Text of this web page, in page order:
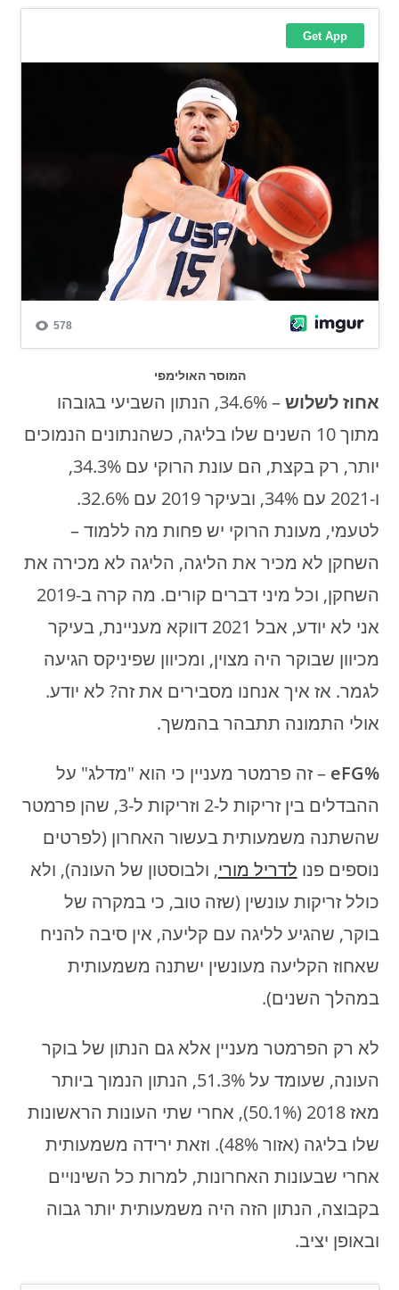
המוסר האולימפי
אחוז לשלוש
– 34.6%, הנתון השביעי בגובהו
מתוך 10 השנים שלו בליגה, כשהנתונים הנמוכים
יותר, רק בקצת, הם עונת הרוקי עם 34.3%,
ו-2021 עם 34%, ובעיקר 2019 עם 32.6%.
לטעמי, מעונת הרוקי יש פחות מה ללמוד –
השחקן לא מכיר את הליגה, הליגה לא מכירה את
השחקן, וכל מיני דברים קורים. מה קרה ב-2019
אני לא יודע, אבל 2021 דווקא מעניינת, בעיקר
מכיוון שבוקר היה מצוין, ומכיוון שפיניקס הגיעה
לגמר. אז איך אנחנו מסבירים את זה? לא יודע.
אולי התמונה תתבהר בהמשך.
%eFG
– זה פרמטר מעניין כי הוא "מדלג" על
ההבדלים בין זריקות ל-2 וזריקות ל-3, שהן פרמטר
שהשתנה משמעותית בעשור האחרון (לפרטים
נוספים פנו לדריל מורי, ולבוסטון של העונה), ולא
כולל זריקות עונשין (שזה טוב, כי במקרה של
בוקר, שהגיע לליגה עם קליעה, אין סיבה להניח
שאחוז הקליעה מעונשין ישתנה משמעותית
במהלך השנים).
לא רק הפרמטר מעניין אלא גם הנתון של בוקר
העונה, שעומד על 51.3%, הנתון הנמוך ביותר
מאז 2018 (50.1%), אחרי שתי העונות הראשונות
שלו בליגה (אזור 48%). וזאת ירידה משמעותית
אחרי שבעונות האחרונות, למרות כל השינויים
בקבוצה, הנתון הזה היה משמעותית יותר גבוה
ובאופן יציב.